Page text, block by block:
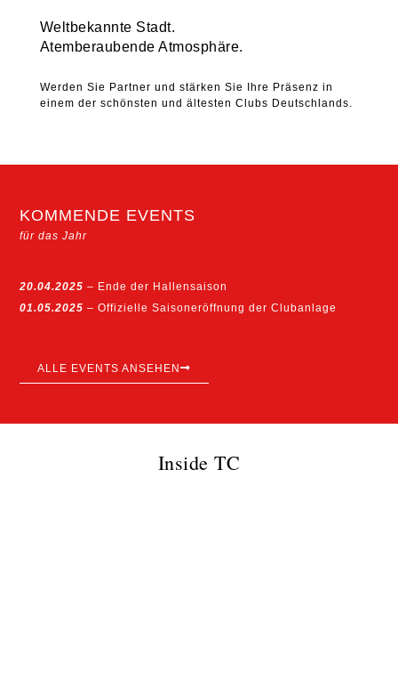
Weltbekannte Stadt.
Atemberaubende Atmosphäre.
Werden Sie Partner und stärken Sie Ihre Präsenz in
einem der schönsten und ältesten Clubs Deutschlands.
KOMMENDE EVENTS
für das Jahr
20.04.2025 – Ende der Hallensaison
01.05.2025 – Offizielle Saisoneröffnung der Clubanlage
ALLE EVENTS ANSEHEN
Inside TC